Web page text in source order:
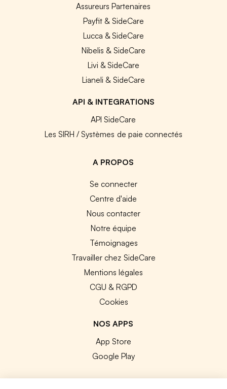
Assureurs Partenaires
Payfit & SideCare
Lucca & SideCare
Nibelis & SideCare
Livi & SideCare
Lianeli & SideCare
API & INTEGRATIONS
API SideCare
Les SIRH / Systèmes de paie connectés
A PROPOS
Se connecter
Centre d'aide
Nous contacter
Notre équipe
Témoignages
Travailler chez SideCare
Mentions légales
CGU & RGPD
Cookies
NOS APPS
App Store
Google Play